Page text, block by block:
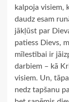
kalpoja visiem,
daudz esam
jākļūst par
patiess Dievs,
mīlestībai ir
darbiem – kā
visiem. Un,
nedz tapšanu